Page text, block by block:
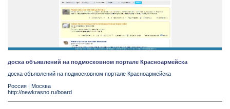
доска объявлений на подмосковном портале Красноармейска
доска объявлений на подмосковном портале Красноармейска
Россия | Москва
http://newkrasno.ru/board